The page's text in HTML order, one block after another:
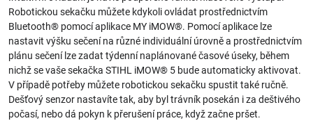
Robotickou sekačku můžete kdykoli ovládat prostřednictvím
Bluetooth® pomocí aplikace MY iMOW®. Pomocí aplikace lze
nastavit výšku sečení na různé individuální úrovně a prostřednictvím
plánu sečení lze zadat týdenní naplánované časové úseky, během
nichž se vaše sekačka STIHL iMOW® 5 bude automaticky aktivovat.
V případě potřeby můžete robotickou sekačku spustit také ručně.
Dešťový senzor nastavíte tak, aby byl trávník posekán i za deštivého
počasí, nebo dá pokyn k přerušení práce, když začne pršet.